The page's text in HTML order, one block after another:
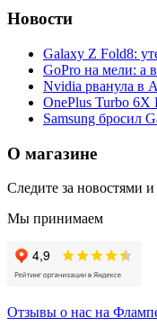
Новости
Galaxy Z Fold8:
GoPro на мели: а
Nvidia рванула в
OnePlus Turbo
Samsung бросил
О магазине
Следите за новостями
Мы принимаем
Отзывы о нас на